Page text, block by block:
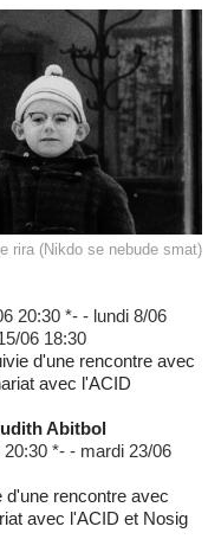
rira (Nikdo se nebude smat)
20:30 *- - lundi 8/06
06 18:30
d'une rencontre avec
avec l'ACID
Abitbol
*- - mardi 23/06
d'une rencontre avec
avec l'ACID et Nosig